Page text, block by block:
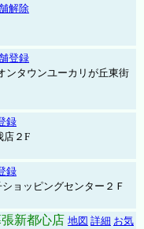
解除
登録
タウンユーカリが丘東街
録
店２F
録
ョッピングセンター２Ｆ
新都心店 地図 詳細 お気